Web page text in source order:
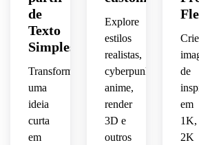
para
telefone
site,
geométricos
modernos,
brilhante,
linhas
aerodinâmicas,
contraste
dramático,
de
Texto
Simples
Transforme
uma
ideia
curta
em
Explore
estilos
realistas,
cyberpunk,
anime,
render
3D e
outros
Crie
de
em
1K,
2K